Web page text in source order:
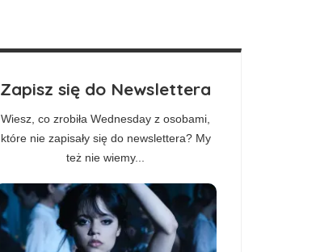
Zapisz się do Newslettera
Wiesz, co zrobiła Wednesday z osobami,
które nie zapisały się do newslettera? My
też nie wiemy...